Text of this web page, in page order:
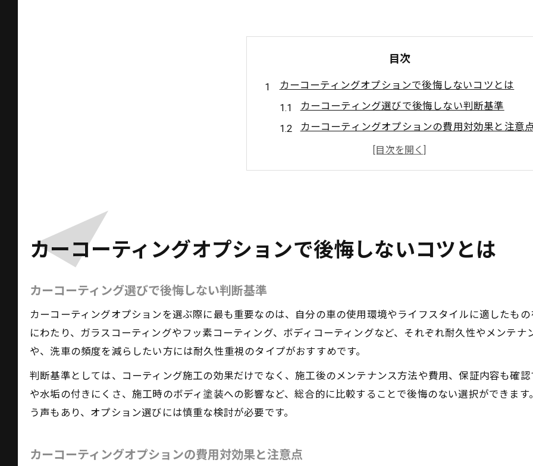
目次
カーコーティングオプションで後悔しないコツとは
カーコーティング選びで後悔しない判断基準
カーコーティングオプションの費用対効果と注意
カーコーティングのメリットとデメリットを比較
カーコーティングの施工後に後悔しないための対
カーコーティングの施工タイミングと選び方
カーコーティングの必要性を正しく判断する方法
高耐久カーコーティングの選択肢と特徴を徹底解説
高耐久カーコーティング種類と特徴の比較
耐久性重視のカーコーティング選び方
長持ちするカーコーティングオプションの選定法
ガラスコーティングは本当に必要か悩んだら
カーコーティングオプションで後悔しないコツとは
カーコーティング選びで後悔しない判断基準
カーコーティングオプションを選ぶ際に最も重要なのは、自分の車の使用環境やライフスタイルに適したも
にわたり、ガラスコーティングやフッ素コーティング、ボディコーティングなど、それぞれ耐久性やメンテ
や、洗車の頻度を減らしたい方には耐久性重視のタイプがおすすめです。
判断基準としては、コーティング施工の効果だけでなく、施工後のメンテナンス方法や費用、保証内容も確
や水垢の付きにくさ、施工時のボディ塗装への影響など、総合的に比較することで後悔のない選択ができま
う声もあり、オプション選びには慎重な検討が必要です。
カーコーティングオプションの費用対効果と注意点